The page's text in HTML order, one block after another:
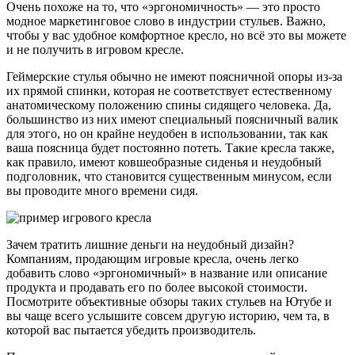
Очень похоже на то, что «эргономичность» — это просто
модное маркетинговое слово в индустрии стульев. Важно,
чтобы у вас удобное комфортное кресло, но всё это вы можете
и не получить в игровом кресле.
Геймерские стулья обычно не имеют поясничной опоры из-за
их прямой спинки, которая не соответствует естественному
анатомическому положению спины сидящего человека. Да,
большинство из них имеют специальный поясничный валик
для этого, но он крайне неудобен в использовании, так как
ваша поясница будет постоянно потеть. Такие кресла также,
как правило, имеют ковшеобразные сиденья и неудобный
подголовник, что становится существенным минусом, если
вы проводите много времени сидя.
Зачем тратить лишние деньги на неудобный дизайн?
Компаниям, продающим игровые кресла, очень легко
добавить слово «эргономичный» в название или описание
продукта и продавать его по более высокой стоимости.
Посмотрите объективные обзоры таких стульев на Ютубе и
вы чаще всего услышите совсем другую историю, чем та, в
которой вас пытается убедить производитель.